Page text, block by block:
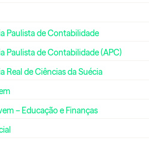
Paulista de Contabilidade
Paulista de Contabilidade (APC)
Real de Ciências da Suécia
– Educação e Finanças